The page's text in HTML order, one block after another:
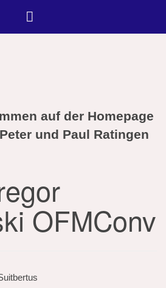
auf der Homepage
und Paul Ratingen
OFMConv